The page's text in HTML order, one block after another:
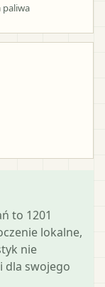
to 1201
lokalne,
nie
dla swojego